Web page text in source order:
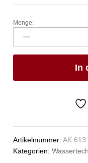
spa
Kneipp'sche
Garnitur
3/4"
27mm
Menge:
In
Artikelnummer:
Kategorien: